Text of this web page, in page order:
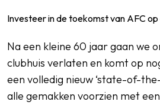
Investeer in de toekomst van AFC
Na een kleine 60 jaar gaan we
clubhuis verlaten en komt op
een volledig nieuw ‘state-of-
alle gemakken voorzien met